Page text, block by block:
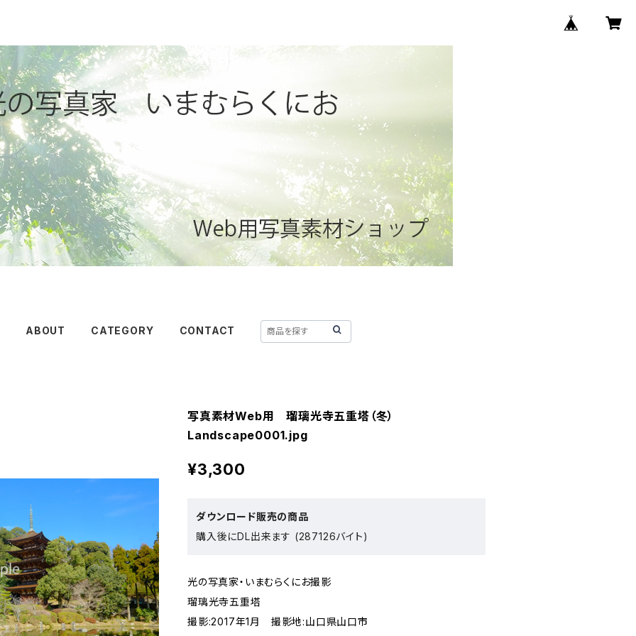
ABOUT CATEGORY CONTACT
写真素材Web用 瑠璃光寺五重塔（冬）
Landscape0001.jpg
¥3,300
ダウンロード販売の商品
購入後にDL出来ます (287126バイト)
光の写真家・いまむらくにお撮影
瑠璃光寺五重塔
撮影:2017年1月 撮影地:山口県山口市